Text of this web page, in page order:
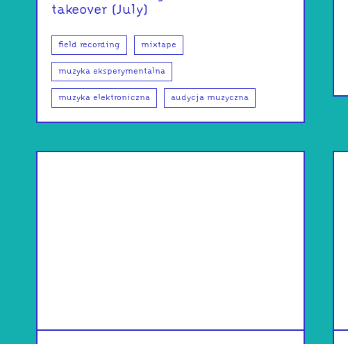
takeover (July)
field recording mixtape
muzyka eksperymentalna
muzyka elektroniczna audycja muzyczna